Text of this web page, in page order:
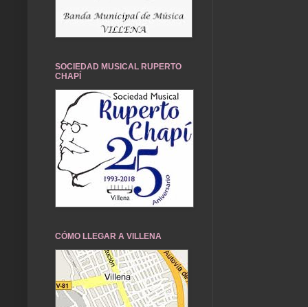
SOCIEDAD MUSICAL RUPERTO
CHAPÍ
CÓMO LLEGAR A VILLENA